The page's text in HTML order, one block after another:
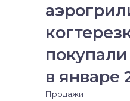
покупали
в январе
Продажи